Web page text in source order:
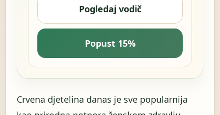
Pogledaj vodič
Popust 15%
Crvena djetelina danas je sve popularnija